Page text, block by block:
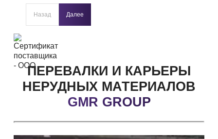
Назад Далее
ПЕРЕВАЛКИ И КАРЬЕРЫ
НЕРУДНЫХ МАТЕРИАЛОВ
GMR GROUP